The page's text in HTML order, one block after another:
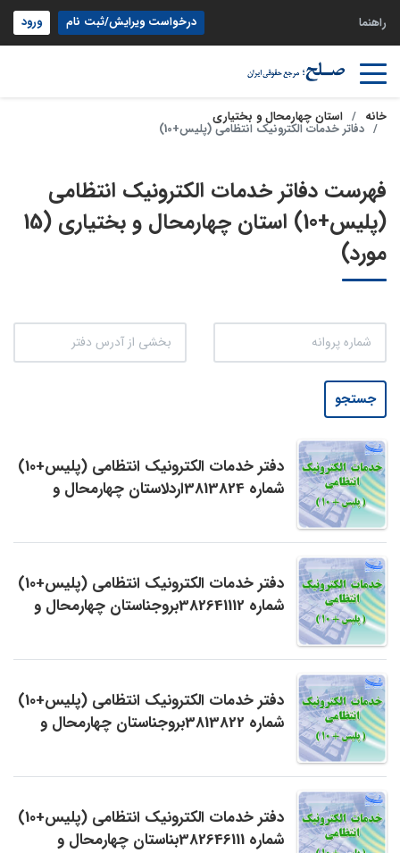
راهنما درخواست ویرایش/ثبت نام ورود
خانه استان چهارمحال و بختیاری
دفاتر خدمات الکترونیک انتظامی (پلیس+10)
فهرست دفاتر خدمات الکترونیک انتظامی
(پلیس+10) استان چهارمحال و بختیاری (15
مورد)
جستجو
دفتر خدمات الکترونیک انتظامی (پلیس+10)
شماره 3813824اردلاستان چهارمحال و
دفتر خدمات الکترونیک انتظامی (پلیس+10)
شماره 382641112بروجناستان چهارمحال و
دفتر خدمات الکترونیک انتظامی (پلیس+10)
شماره 3813822بروجناستان چهارمحال و
دفتر خدمات الکترونیک انتظامی (پلیس+10)
شماره 382646111بناستان چهارمحال و